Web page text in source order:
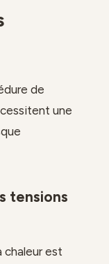
de
une
tensions
chaleur est